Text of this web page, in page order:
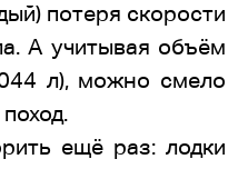
потеря скорости
А учитывая объём
л), можно смело
ещё раз: лодки